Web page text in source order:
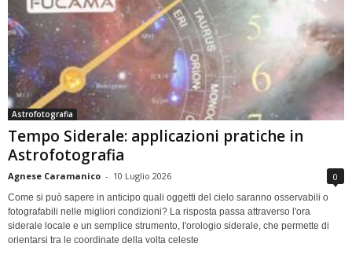
Astrofotografia
Tempo Siderale: applicazioni pratiche in
Astrofotografia
Agnese Caramanico - 10 Luglio 2026 0
Come si può sapere in anticipo quali oggetti del cielo saranno osservabili o
fotografabili nelle migliori condizioni? La risposta passa attraverso l'ora
siderale locale e un semplice strumento, l'orologio siderale, che permette di
orientarsi tra le coordinate della volta celeste